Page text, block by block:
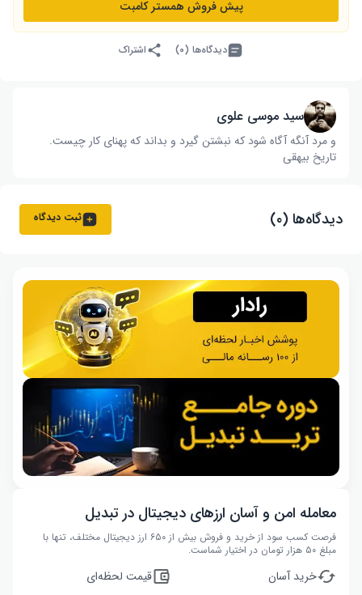
پیش فروش همستر کامبت
دیدگاه‌ها (۰) اشتراک
سید موسی علوی
و مرد آنگه آگاه شود که نبشتن گیرد و بداند که پهنای کار چیست‌.
تاریخ بیهقی
دیدگاه‌ها (۰) ثبت دیدگاه
معامله امن و آسان ارزهای دیجیتال در تبدیل
فرصت کسب سود از خرید و فروش بیش از ۶۵۰ ارز دیجیتال مختلف، تنها با
مبلغ ۵۰ هزار تومان در اختیار شماست.
خرید آسان
قیمت لحظه‌ای